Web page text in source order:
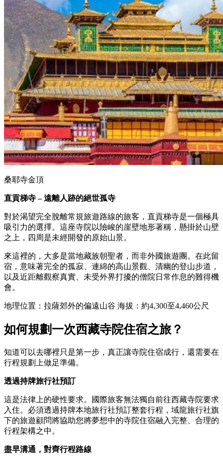
桑耶寺金頂
直貢梯寺 – 遠離人跡的絕世孤寺
對於渴望完全脫離常規旅遊路線的旅客，直貢梯寺是一個極具
吸引力的選擇。這座寺院以險峻的崖壁地形著稱，懸掛於山壁
之上，四周是未經開發的原始山景。
來這裡的，大多是當地藏族朝聖者，而非外國旅遊團。在此留
宿，意味著完全的孤寂、連綿的高山景觀、清幽的登山步道，
以及近距離觀察真實、未受外界打擾的僧院日常作息的難得機
會。
地理位置：拉薩郊外的偏遠山谷 海拔：約4,300至4,460公尺
如何規劃一次西藏寺院住宿之旅？
知道可以去哪裡只是第一步，真正讓寺院住宿成行，還需要在
行程規劃上做足準備。
透過持牌旅行社預訂
這是法律上的硬性要求。國際旅客無法獨自前往西藏寺院要求
入住。必須透過持牌本地旅行社預訂整套行程，域龍旅行社旗
下的旅遊顧問將協助您將夢想中的寺院住宿融入完整、合理的
行程架構之中。
盡早溝通，對齊行程路線